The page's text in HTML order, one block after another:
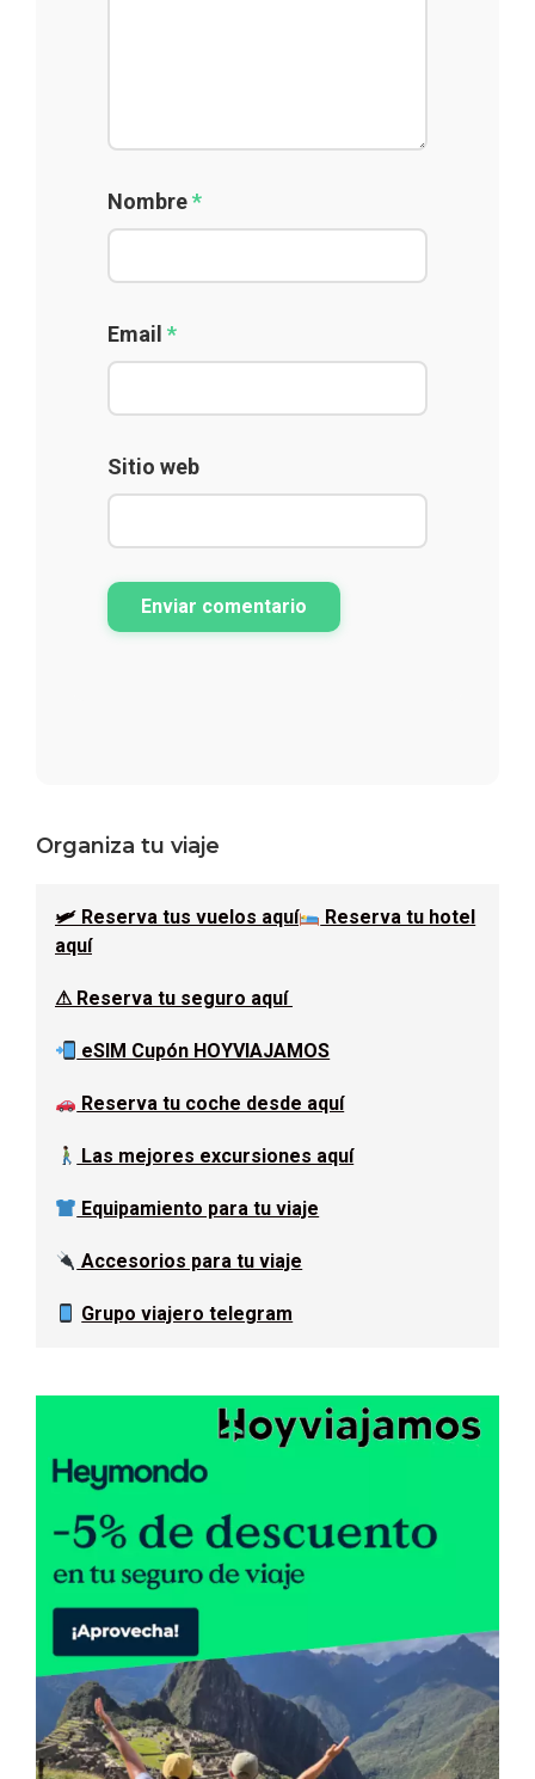
Nombre*
Email *
Sitio web
Enviar comentario
Barra
principal
Organiza tu viaje
🛩 Reserva tus vuelos aquí
Reserva tu hotel
aquí
⚠ Reserva tu seguro aquí
eSIM Cupón HOYVIAJAMOS
Reserva tu coche desde aquí
Las mejores excursiones aquí
Equipamiento para tu viaje
Accesorios para tu viaje
Grupo viajero telegram